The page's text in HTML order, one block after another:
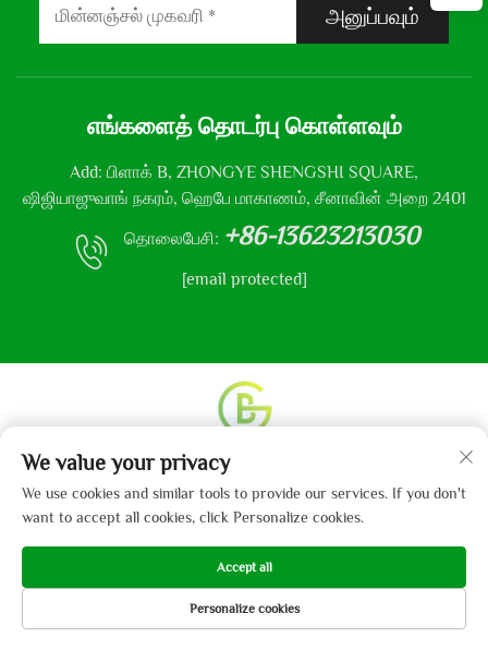
அனுப்பவும்
எங்களைத் தொடர்பு கொள்ளவும்
Add: பிளாக் B, ZHONGYE SHENGSHI SQUARE,
ஷிஜியாஜுவாங் நகரம், ஹெபே மாகாணம், சீனாவின் அறை 2401
தொலைபேசி: +86-13623213030
[email protected]
உரிமை தொடர்பான அனைத்து உரிமைகளும் © 2013-2024
ஹெபே கைபோ துணி நிறுவனம், லிமிடெட் என்னும்
நிறுவனத்திற்கு உடையது.தனியுரிமைக் கொள்கை
முகப்பு பரிசுகள் மின்னஞ்சல் தொலைபேசி
We value your privacy
We use cookies and similar tools to provide our services. If you don't
want to accept all cookies, click Personalize cookies.
Personalize cookies
Accept all